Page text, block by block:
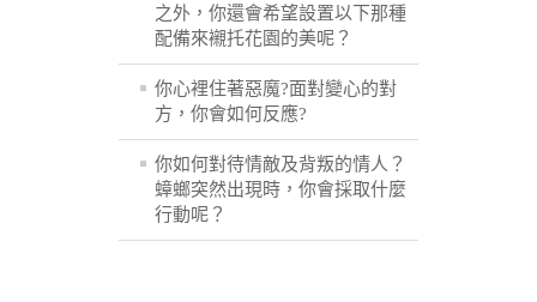
之外，你還會希望設置以下那種
配備來襯托花園的美呢？
你心裡住著惡魔?面對變心的對
方，你會如何反應?
你如何對待情敵及背叛的情人？
蟑螂突然出現時，你會採取什麼
行動呢？